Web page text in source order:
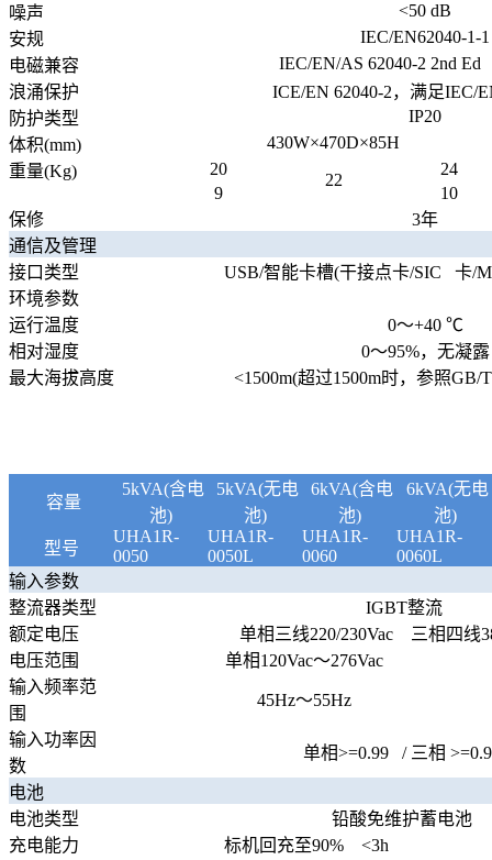
噪声
<50 dB
安规
IEC/EN62040-1-1
电磁兼容
IEC/EN/AS 62040-2 2nd Ed
浪涌保护
ICE/EN 62040-2，满足IEC/
防护类型
IP20
体积(mm) 430W×470D×85H
重量(Kg) 20
22
24
9
10
保修
3年
通信及管理
接口类型
USB/智能卡槽(干接点卡/SIC 卡/
环境参数
运行温度
0～+40 ℃
相对湿度
0～95%， 无凝露
最大海拔高度
<1500m(超过1500m时，参照GB/
容量
5kVA(含电
池)
5kVA(无电
池)
6kVA(含电
池)
6kVA(无电
池)
型号
UHA1R-
0050
UHA1R-
0050L
UHA1R-
0060
UHA1R-
0060L
输入参数
整流器类型
IGBT整流
额定电压
单相三线220/230Vac 三相四线
电压范围
单相120Vac～276Vac
输入频率范
围
45Hz～55Hz
输入功率因
数
单相>=0.99 / 三相
电池
电池类型
铅酸免维护蓄电池
充电能力
标机回充至90% <3h